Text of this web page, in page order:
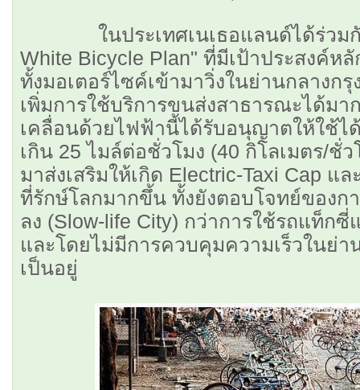
ในประเทศเนเธอแลนด์ได้ร่วมกั
White Bicycle Plan" ที่มีเป้าประสงค์ห
ทั้งมอเตอร์ไซค์เข้ามาวิ่งในย่านกลางก
เพิ่มการใช้บริการขนส่งสาธารณะได้ม
เคลื่อนด้วยไฟฟ้านี้ได้รับอนุญาตให้ใช้ไ
เกิน 25 ไมล์ต่อชั่วโมง (40 กิโลเมตร/ชั่
มาส่งเสริมให้เกิด Electric-Taxi Cap แ
ที่รักษ์โลกมากขึ้น ทั้งยังตอบโจทย์ของก
ลง (Slow-life City) กว่าการใช้รถแท็ก
และโดยไม่มีการควบคุมความเร็วในย่า
เป็นอยู่